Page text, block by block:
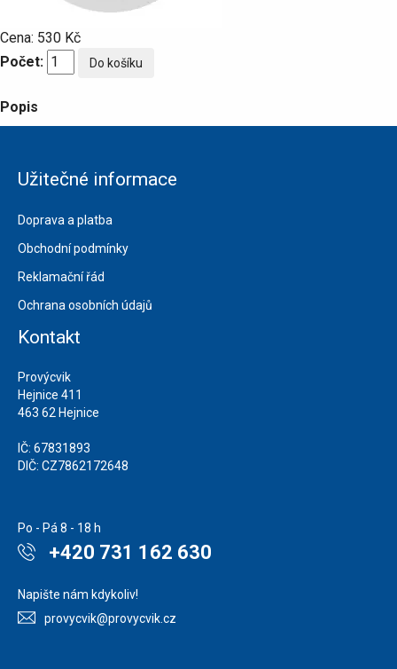
Cena: 530 Kč
Počet:
Popis
Užitečné informace
Doprava a platba
Obchodní podmínky
Reklamační řád
Ochrana osobních údajů
Kontakt
Provýcvik
Hejnice 411
463 62 Hejnice
IČ: 67831893
DIČ: CZ7862172648
Po - Pá 8 - 18 h
+420 731 162 630
Napište nám kdykoliv!
provycvik@provycvik.cz